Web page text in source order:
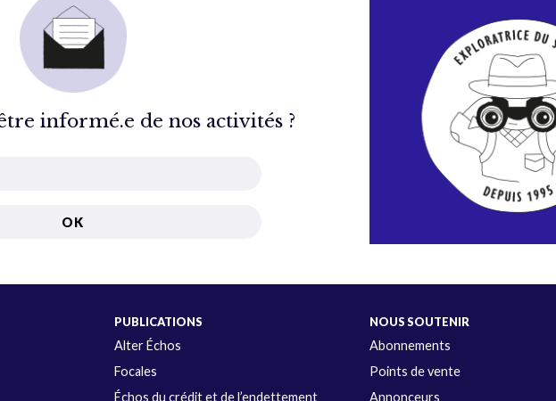
informé.e de nos activités ?
PUBLICATIONS
Alter Échos
Focales
Échos du crédit et de l’endettement
NOUS SOUTENIR
Abonnements
Points de vente
Annonceurs